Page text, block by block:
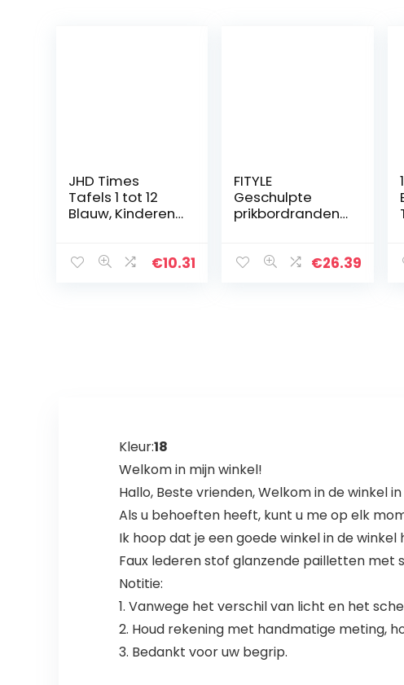
JHD Times
Tafels 1 tot 12
Blauw, Kinderen
Wiskunde
€10.31
FITYLE
Geschulpte
prikbordranden,
rood, zwart, wit,
€26.39
Kleur:18
Welkom in mijn winkel!
Hallo, Beste vrienden, Welkom in de winkel
Als u behoeften heeft, kunt u me op elk
Ik hoop dat je een goede winkel in de
Faux lederen stof glanzende pailletten
Notitie:
1. Vanwege het verschil van licht en het
2. Houd rekening met handmatige meting,
3. Bedankt voor uw begrip.